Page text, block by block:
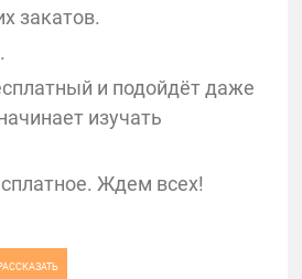
закатов.
и подойдёт даже
изучать
Ждем всех!